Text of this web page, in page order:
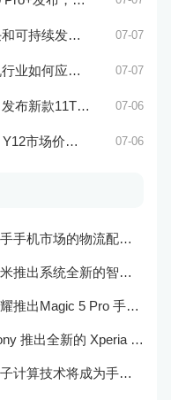
机行业发展的关键 07-07
境保护的责任 07-07
搭载120W快充技术 07-06
格相对稳定 07-06
忠机者手机专卖平台：二手手机市场的物流配送和出售方式
忠机者手机专卖平台：小米推出系统全新的智能厨房
忠机者手机专卖平台：荣耀推出Magic 5 Pro 手机，搭载麒麟9000处理器和5000万像素主摄像头
忠机者手机专卖平台：Sony 推出全新的 Xperia 1 III 手机，展现出卓越的技术和品质
忠机者手机专卖平台：量子计算技术将成为手机行业的新的发展方向